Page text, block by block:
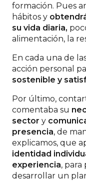
formación. Pues
hábitos y
su vida diaria,
alimentación, la
En cada una de
acción personal
sostenible y
Por último,
comentaba su
sector y
presencia, de
explicamos, que
identidad
experiencia, para
desarrollar un